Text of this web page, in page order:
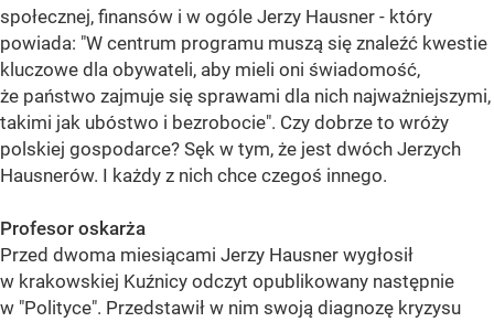
społecznej, finansów i w ogóle Jerzy Hausner - który
powiada: "W centrum programu muszą się znaleźć kwestie
kluczowe dla obywateli, aby mieli oni świadomość,
że państwo zajmuje się sprawami dla nich najważniejszymi,
takimi jak ubóstwo i bezrobocie". Czy dobrze to wróży
polskiej gospodarce? Sęk w tym, że jest dwóch Jerzych
Hausnerów. I każdy z nich chce czegoś innego.
Profesor oskarża
Przed dwoma miesiącami Jerzy Hausner wygłosił
w krakowskiej Kuźnicy odczyt opublikowany następnie
w "Polityce". Przedstawił w nim swoją diagnozę kryzysu